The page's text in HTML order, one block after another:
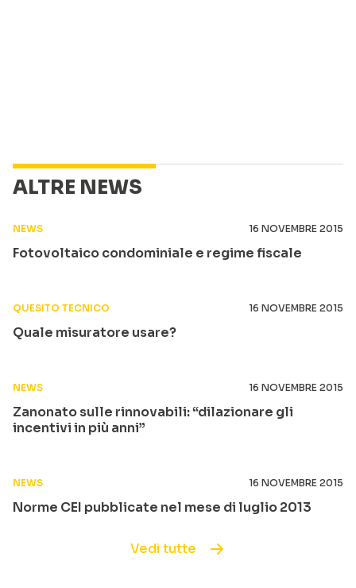
ALTRE NEWS
NEWS 16 NOVEMBRE 2015
Fotovoltaico condominiale e regime fiscale
QUESITO TECNICO 16 NOVEMBRE 2015
Quale misuratore usare?
NEWS 16 NOVEMBRE 2015
Zanonato sulle rinnovabili: “dilazionare gli
incentivi in più anni”
NEWS 16 NOVEMBRE 2015
Norme CEI pubblicate nel mese di luglio 2013
Vedi tutte